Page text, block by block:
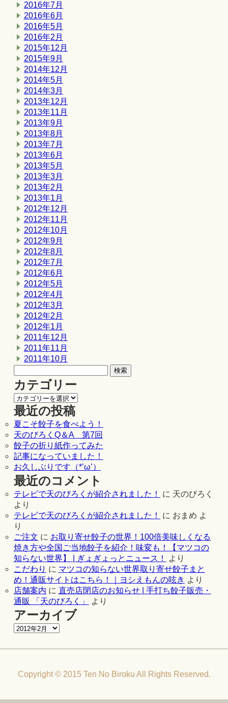
2016年7月
2016年6月
2016年5月
2016年2月
2015年12月
2015年9月
2014年12月
2014年5月
2014年3月
2013年12月
2013年11月
2013年9月
2013年8月
2013年7月
2013年6月
2013年5月
2013年3月
2013年2月
2013年1月
2012年12月
2012年11月
2012年10月
2012年9月
2012年8月
2012年7月
2012年6月
2012年5月
2012年4月
2012年3月
2012年2月
2012年1月
2011年12月
2011年11月
2011年10月
カテゴリー
最近の投稿
夏こそ餃子を食べよう！
天のびろくQ＆A 第7回
餃子の折り紙作ってみた
記事になっていました！
お久しぶりです（*’ω’）
最近のコメント
テレビで天のびろくが紹介されました！ に 天のびろく
より
テレビで天のびろくが紹介されました！
に おまめ よ
り
ご注文 に お取り寄せ餃子の世界！100倍美味しくなる
焼き方や全国ご当地餃子を紹介！味変も！【マツコの
知らない世界】 | ぎょぎょっとニュース！
より
こだわり に マツコの知らない世界取り寄せ餃子まと
め！通販サイトはこちら！｜ヨシえもんの呟き より
店舗案内 に 直売店閉店のお知らせ | 手打ち餃子販売・
通販 「天のびろく」
より
アーカイブ
Copyright © 2015 Ten No Biroku All Rights Reserved.